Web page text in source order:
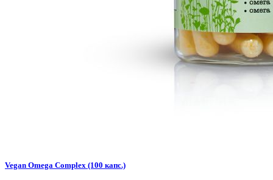
Vegan Omega Complex (100 капс.)